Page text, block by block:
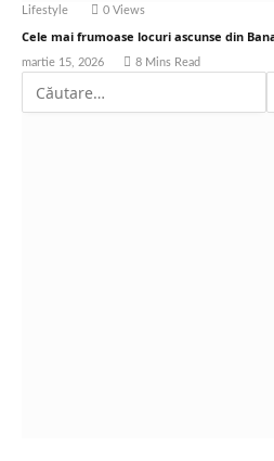
Lifestyle 0 Views
Cele mai frumoase locuri ascunse din
martie 15, 2026 8 Mins Read